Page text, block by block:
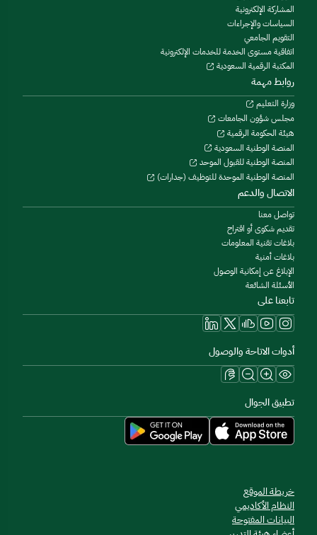
المشاركة الإلكترونية
السياسات والإجراءات
التقويم الجامعي
اتفاقية مستوى الخدمة للخدمات الإلكترونية
المكتبة الرقمية السعودية
روابط مهمة
وزارة التعليم
مجلس شؤون الجامعات
هيئة الحكومة الرقمية
المنصة الوطنية السعودية
المنصة الوطنية للقبول الموحد
المنصة الوطنية الموحدة للتوظيف (جدارات)
الاتصال والدعم
تواصل معنا
تقديم شكوى أو اقتراح
بلاغات تقنية المعلومات
بلاغات أمنية
الإبلاغ عن إمكانية الوصول
الأسئلة الشائعة
تابعنا على
أدوات الاتاحة والوصول
تطبيق الجوال
خريطة الموقع
النظام الأكاديمي
البيانات المفتوحة